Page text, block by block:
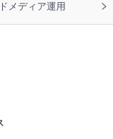
メディア運用